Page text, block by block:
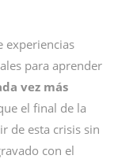
experiencias
para aprender
vez más
el final de la
de esta crisis sin
con el